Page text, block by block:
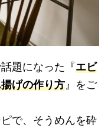
題になった『エビ
げの作り方 』をご
で、そうめんを砕